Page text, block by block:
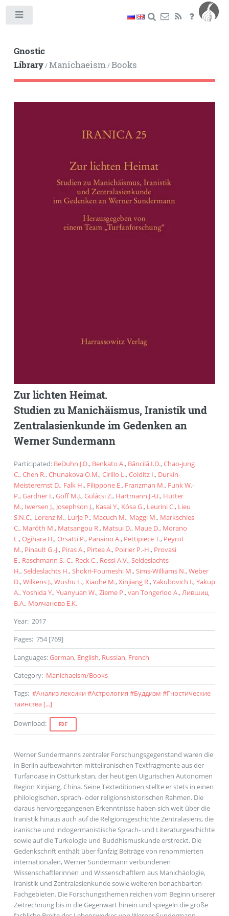
Gnostic
Library/Manichaeism/Books
Zur lichten Heimat.
Studien zu Manichäismus, Iranistik und
Zentralasienkunde im Gedenken an
Werner Sundermann
Participated: BeDuhn J.D., Benkato A., Băncilă I.D., Chao-jung
C., Chen R., Chunakova O.M., Cirillo L., Colditz I., Durkin-
Meisterernst D., Falk H., Filippone E., Franzman M., Funk W.-
P., Gardner I., Goff M.J., Gulácsi Z., Hartmann J.-U., Hutter
M., Iwersen J., Josephson J., Kasai Y., Kósa G., Leurini C., Lieu
S.N.C., Lorenz M., Lurje P., Macuch M., Maggi M., Markschies
C., Maróth M., Matsangou R., Matsui D., Maue D., Morano
E., Ogihara H., Orsatti P., Panaino A., Pettipiece T., Peyrot
M., Pinault G.-J., Piras A., Pirtea A., Poirier P.-H., Provasi
E., Raschmann S.-C., Reck C., Rossi A.V., Seldeslachts
H., Seldeslachts H., Shokri-Foumeshi M., Sims-Williams N., Weber
D., Wilkens J., Wushu L., Xiaohe M., Xinjiang R., Yakubovich I., Yakup
A., Yoshida Y., Yuanyuan W., Zieme P., van Tongerloo A., Лившиц
В.А., Молчанова Е.К.
Year: 2017
Pages: 754 [769]
Languages:German, English, Russian, French
Category: Manichaeism/Books
Tags: #Анализ лексики #Астрология #Буддизм #Гностические
таинства [...]
Download: PDF
Werner Sundermanns zentraler Forschungsgegenstand waren die
in Berlin aufbewahrten mitteliranischen Textfragmente aus der
Turfanoase in Ostturkistan, der heutigen Uigurischen Autonomen
Region Xinjiang, China. Seine Texteditionen stellte er stets in einen
philologischen, sprach- oder religionshistorischen Rahmen. Die
daraus hervorgegangenen Erkenntnisse haben sich weit über die
Iranistik hinaus auch auf die Religionsgeschichte Zentralasiens, die
iranische und indogermanistische Sprach- und Literaturgeschichte
sowie auf die Turkologie und Buddhismuskunde erstreckt. Die
Gedenkschrift enthält über fünfzig Beiträge von renommierten
internationalen, Werner Sundermann verbundenen
Wissenschaftlerinnen und Wissenschaftlern aus Manichäologie,
Iranistik und Zentralasienkunde sowie weiteren benachbarten
Fachgebieten. Die Forschungsthemen reichen vom Beginn unserer
Zeitrechnung bis in die Gegenwart hinein und spiegeln die große